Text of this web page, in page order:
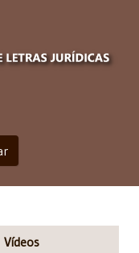
Vídeos